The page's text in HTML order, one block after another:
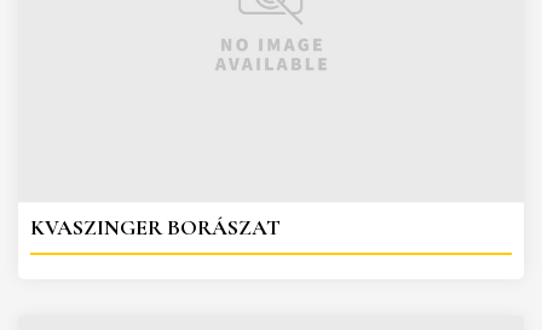
KVASZINGER BORÁSZAT